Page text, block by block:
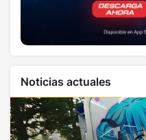
Noticias actuales